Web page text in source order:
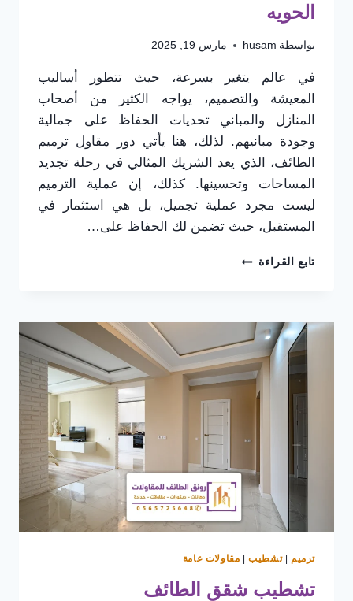
الحويه
بواسطة husam مارس 19, 2025
في عالم يتغير بسرعة، حيث تتطور أساليب
المعيشة والتصميم، يواجه الكثير من أصحاب
المنازل والمباني تحديات الحفاظ على جمالية
وجودة مبانيهم. لذلك، هنا يأتي دور مقاول ترميم
الطائف، الذي يعد الشريك المثالي في رحلة تجديد
المساحات وتحسينها. كذلك، إن عملية الترميم
ليست مجرد عملية تجميل، بل هي استثمار في
المستقبل، حيث تضمن لك الحفاظ على…
تابع القراءة مقاول
0565725648
صيانة
وترميم
المباني
الحويه
ترميم |تشطيب| مقاولات عامة
تشطيب شقق الطائف